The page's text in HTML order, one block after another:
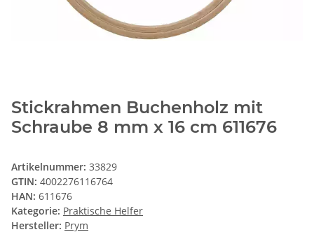
Stickrahmen Buchenholz mit
Schraube 8 mm x 16 cm 611676
Artikelnummer: 33829
GTIN: 4002276116764
HAN: 611676
Kategorie: Praktische Helfer
Hersteller: Prym